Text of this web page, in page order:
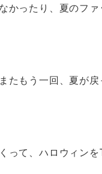
かったり、夏のフ
たもう一回、夏が
って、ハロウィン